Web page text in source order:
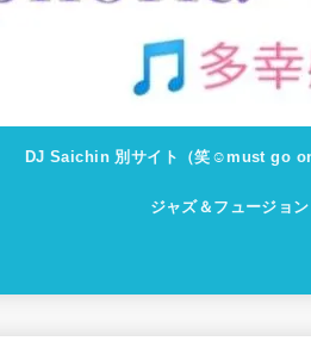
DJ Saichin 別サイト（笑☺must go
ジャズ＆フュージョン